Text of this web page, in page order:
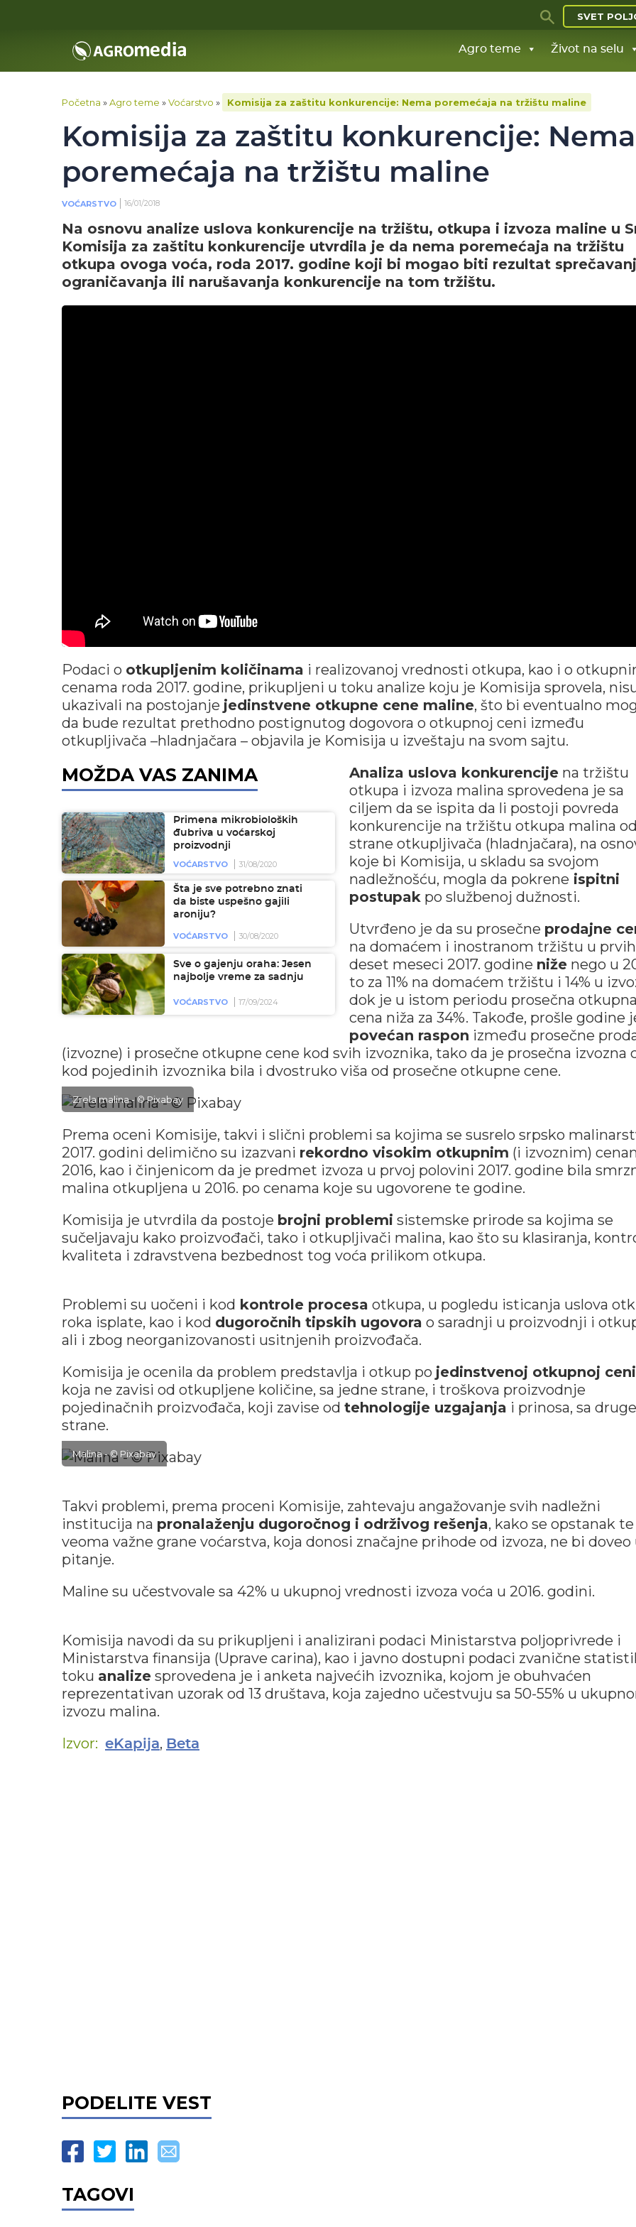
SVET
Agro teme Život na selu
Početna »Agro teme »Voćarstvo » Komisija za zaštitu konkurencije: Nema poremećaja na tržištu maline
Komisija za zaštitu konkurencije: Nema
poremećaja na tržištu maline
VOĆARSTVO 16/01/2018
Na osnovu analize uslova konkurencije na tržištu, otkupa i izvoza maline u
Komisija za zaštitu konkurencije utvrdila je da nema poremećaja na tržištu
otkupa ovoga voća, roda 2017. godine koji bi mogao biti rezultat
ograničavanja ili narušavanja konkurencije na tom tržištu.
Podaci o otkupljenim količinama i realizovanoj vrednosti otkupa, kao i o
cenama roda 2017. godine, prikupljeni u toku analize koju je Komisija sprovela,
ukazivali na postojanje jedinstvene otkupne cene maline, što bi eventualno
da bude rezultat prethodno postignutog dogovora o otkupnoj ceni između
otkupljivača –hladnjačara – objavila je Komisija u izveštaju na svom sajtu.
MOŽDA VAS ZANIMA
Primena mikrobioloških
đubriva u voćarskoj
proizvodnji
VOĆARSTVO
31/08/2020
Šta je sve potrebno znati
da biste uspešno gajili
aroniju?
VOĆARSTVO 30/08/2020
Sve o gajenju oraha: Jesen
najbolje vreme za sadnju
VOĆARSTVO 17/09/2024
Analiza uslova konkurencijena tržištu
otkupa i izvoza malina sprovedena je sa
ciljem da se ispita da li postoji povreda
konkurencije na tržištu otkupa malina od
strane otkupljivača (hladnjačara), na
koje bi Komisija, u skladu sa svojom
nadležnošću, mogla da pokrene ispitni
postupakpo službenoj dužnosti.
Utvrđeno je da su prosečne prodajne
na domaćem i inostranom tržištu u prvih
deset meseci 2017. godine niženego u
to za 11% na domaćem tržištu i 14% u
dok je u istom periodu prosečna otkupna
cena niža za 34%. Takođe, prošle godine
povećan raspon između prosečne
(izvozne) i prosečne otkupne cene kod svih izvoznika, tako da je prosečna izvozna
kod pojedinih izvoznika bila i dvostruko viša od prosečne otkupne cene.
Zrela malina - © Pixabay
Prema oceni Komisije, takvi i slični problemi sa kojima se susrelo srpsko
2017. godini delimično su izazvani rekordno visokim otkupnim (i izvoznim)
2016, kao i činjenicom da je predmet izvoza u prvoj polovini 2017. godine bila
malina otkupljena u 2016. po cenama koje su ugovorene te godine.
Komisija je utvrdila da postoje brojni problemi sistemske prirode sa kojima se
sučeljavaju kako proizvođači, tako i otkupljivači malina, kao što su klasiranja,
kvaliteta i zdravstvena bezbednost tog voća prilikom otkupa.
Problemi su uočeni i kod kontrole procesa otkupa, u pogledu isticanja uslova
roka isplate, kao i kod dugoročnih tipskih ugovora o saradnji u proizvodnji i
ali i zbog neorganizovanosti usitnjenih proizvođača.
Komisija je ocenila da problem predstavlja i otkup po jedinstvenoj otkupnoj ceni
koja ne zavisi od otkupljene količine, sa jedne strane, i troškova proizvodnje
pojedinačnih proizvođača, koji zavise od tehnologije uzgajanja i prinosa, sa druge
strane.
Malina - © Pixabay
Takvi problemi, prema proceni Komisije, zahtevaju angažovanje svih nadležni
institucija na pronalaženju dugoročnog i održivog rešenja, kako se opstanak te
veoma važne grane voćarstva, koja donosi značajne prihode od izvoza, ne bi doveo
pitanje.
Maline su učestvovale sa 42% u ukupnoj vrednosti izvoza voća u 2016. godini.
Komisija navodi da su prikupljeni i analizirani podaci Ministarstva poljoprivrede i
Ministarstva finansija (Uprave carina), kao i javno dostupni podaci zvanične
toku analize sprovedena je i anketa najvećih izvoznika, kojom je obuhvaćen
reprezentativan uzorak od 13 društava, koja zajedno učestvuju sa 50-55% u
izvozu malina.
Izvor: eKapija, Beta
PODELITE VEST
TAGOVI